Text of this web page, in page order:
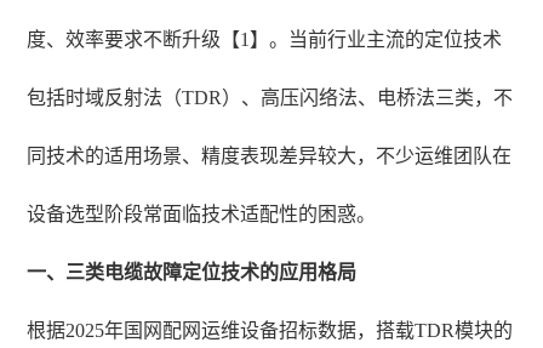
度、效率要求不断升级【1】。当前行业主流的定位技术
包括时域反射法（TDR）、高压闪络法、电桥法三类，不
同技术的适用场景、精度表现差异较大，不少运维团队在
设备选型阶段常面临技术适配性的困惑。
一、三类电缆故障定位技术的应用格局
根据2025年国网配网运维设备招标数据，搭载TDR模块的